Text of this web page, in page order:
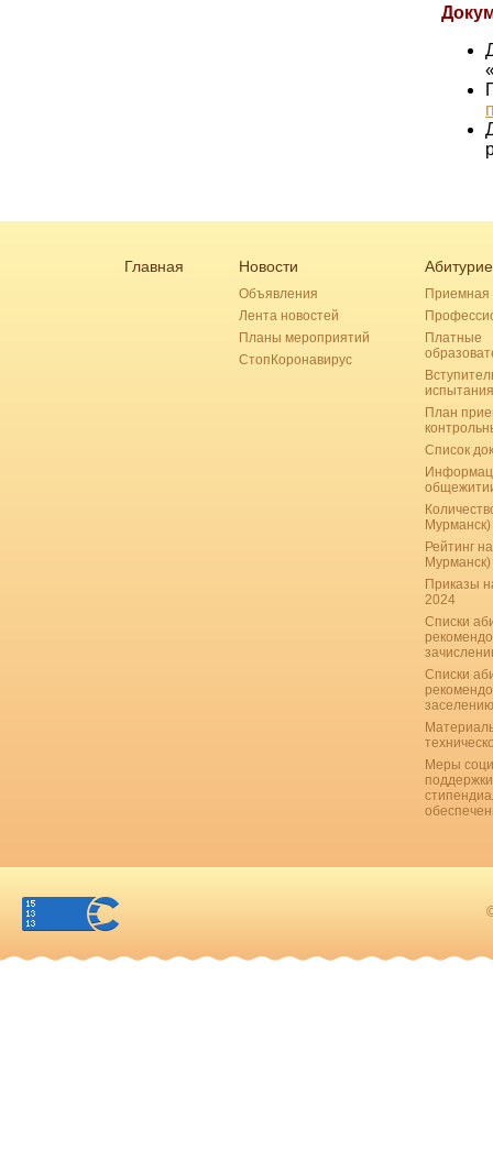
Главная Новости
Объявления
Лента новостей
Планы мероприятий
СтопКоронавирус
Приемная
Платные
испытания
План
Список
Мурманск)
Рейтинг
Мурманск)
Приказы
2024
Списки
Списки
Меры